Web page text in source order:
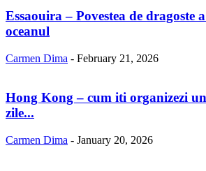
Essaouira – Povestea de dragoste
oceanul
Carmen Dima - February 21, 2026
Hong Kong – cum iti organizezi
zile...
Carmen Dima - January 20, 2026